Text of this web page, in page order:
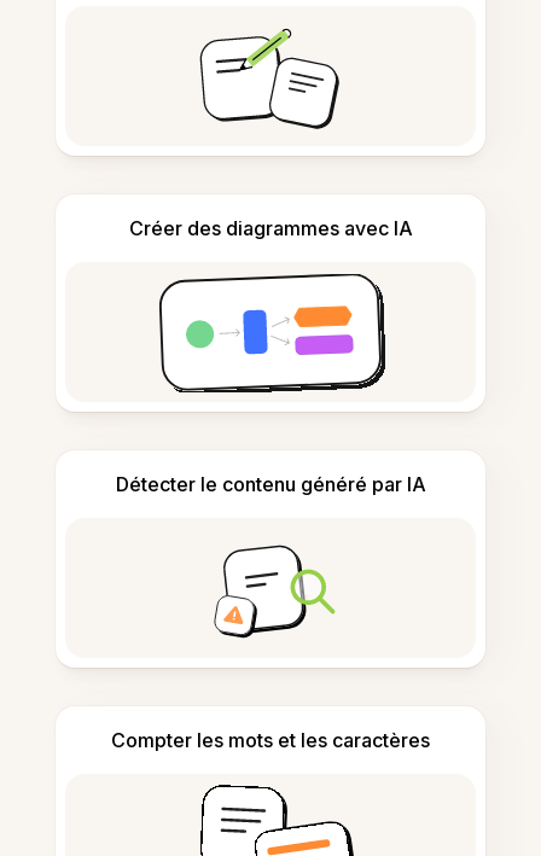
Créer des diagrammes avec IA
Détecter le contenu généré par IA
Compter les mots et les caractères